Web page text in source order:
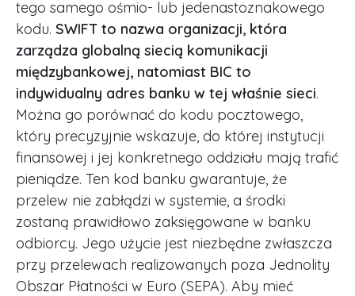
tego samego ośmio- lub jedenastoznakowego
kodu. SWIFT to nazwa organizacji, która
zarządza globalną siecią komunikacji
międzybankowej, natomiast BIC to
indywidualny adres banku w tej właśnie sieci.
Można go porównać do kodu pocztowego,
który precyzyjnie wskazuje, do której instytucji
finansowej i jej konkretnego oddziału mają trafić
pieniądze. Ten kod banku gwarantuje, że
przelew nie zabłądzi w systemie, a środki
zostaną prawidłowo zaksięgowane w banku
odbiorcy. Jego użycie jest niezbędne zwłaszcza
przy przelewach realizowanych poza Jednolity
Obszar Płatności w Euro (SEPA). Aby mieć